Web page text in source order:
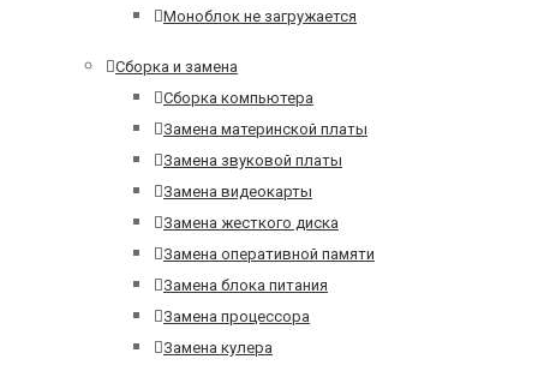
Моноблок не загружается
Сборка и замена
Сборка компьютера
Замена материнской платы
Замена звуковой платы
Замена видеокарты
Замена жесткого диска
Замена оперативной памяти
Замена блока питания
Замена процессора
Замена кулера